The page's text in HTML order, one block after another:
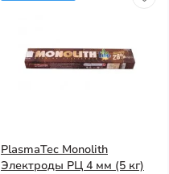
PlasmaTec Monolith
Электроды РЦ 4 мм (5 кг)